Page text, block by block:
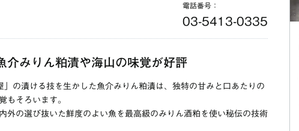
電話番号：
03-5413-0335
介みりん粕漬や海山の味覚が好評
の漬ける技を生かした魚介みりん粕漬は、独特の甘みと口あたりの
もそろいます。
外の選び抜いた鮮度のよい魚を最高級のみりん酒粕を使い秘伝の技術